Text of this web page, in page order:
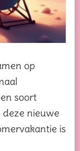
op
soort
nieuwe
is